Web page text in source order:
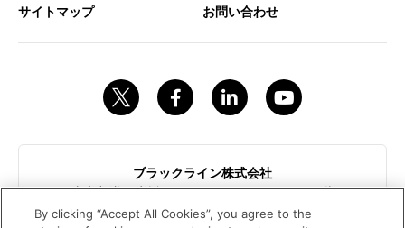
サイトマップ
お問い合わせ
ブラックライン株式会社
東京都港区赤坂9-7-1ミッドタウンタワー18階
contact@blackline.jp
By clicking “Accept All Cookies”, you agree to the